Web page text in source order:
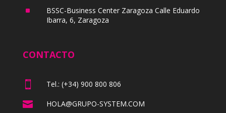
^
BSSC-Business Center Zaragoza Calle Eduardo
Ibarra, 6, Zaragoza
CONTACTO
 Tel.: (+34) 900 800 806
 HOLA@GRUPO-SYSTEM.COM